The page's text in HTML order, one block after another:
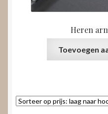
Heren
Toevoegen